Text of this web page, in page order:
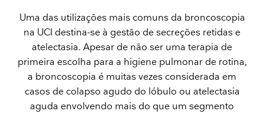
Uma das utilizações mais comuns da broncoscopia
na UCI destina-se à gestão de secreções retidas e
atelectasia. Apesar de não ser uma terapia de
primeira escolha para a higiene pulmonar de rotina,
a broncoscopia é muitas vezes considerada em
casos de colapso agudo do lóbulo ou atelectasia
aguda envolvendo mais do que um segmento